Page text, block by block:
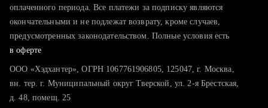
оплаченного периода. Все платежи за подписку являются
окончательными и не подлежат возврату, кроме случаев,
предусмотренных законодательством. Полные условия есть
в оферте
ООО «Хэдхантер», ОГРН 1067761906805, 125047, г. Москва,
вн. тер. г. Муниципальный округ Тверской, ул. 2-я Брестская,
д. 48, помещ. 25